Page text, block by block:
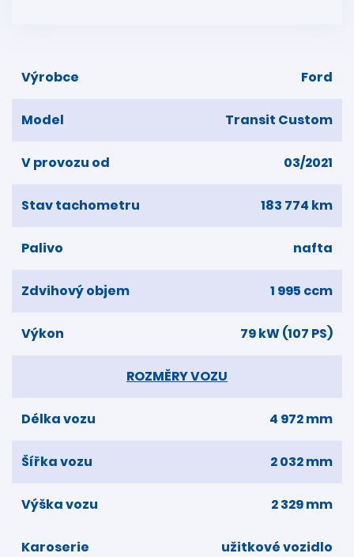
Výrobce Ford
Model Transit Custom
V provozu od 03/2021
Stav tachometru 183 774 km
Palivo nafta
Zdvihový objem 1 995 ccm
Výkon 79 kW (107 PS)
ROZMĚRY VOZU
Délka vozu 4 972 mm
Šířka vozu 2 032 mm
Výška vozu 2 329 mm
Karoserie užitkové vozidlo